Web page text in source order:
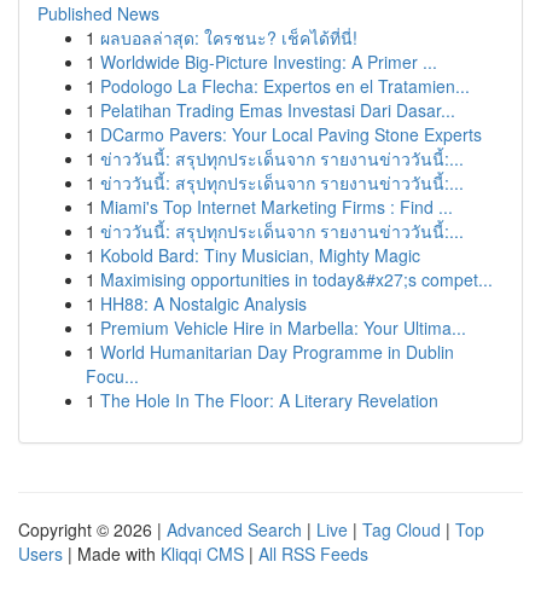
Published News
1 ผลบอลล่าสุด: ใครชนะ? เช็คได้ที่นี่!
1 Worldwide Big-Picture Investing: A Primer ...
1 Podologo La Flecha: Expertos en el Tratamien...
1 Pelatihan Trading Emas Investasi Dari Dasar...
1 DCarmo Pavers: Your Local Paving Stone Experts
1 ข่าววันนี้: สรุปทุกประเด็นจาก รายงานข่าววันนี้:...
1 ข่าววันนี้: สรุปทุกประเด็นจาก รายงานข่าววันนี้:...
1 Miami's Top Internet Marketing Firms : Find ...
1 ข่าววันนี้: สรุปทุกประเด็นจาก รายงานข่าววันนี้:...
1 Kobold Bard: Tiny Musician, Mighty Magic
1 Maximising opportunities in today&#x27;s compet...
1 HH88: A Nostalgic Analysis
1 Premium Vehicle Hire in Marbella: Your Ultima...
1 World Humanitarian Day Programme in Dublin
Focu...
1 The Hole In The Floor: A Literary Revelation
Copyright © 2026 | Advanced Search | Live | Tag Cloud | Top
Users | Made with Kliqqi CMS | All RSS Feeds